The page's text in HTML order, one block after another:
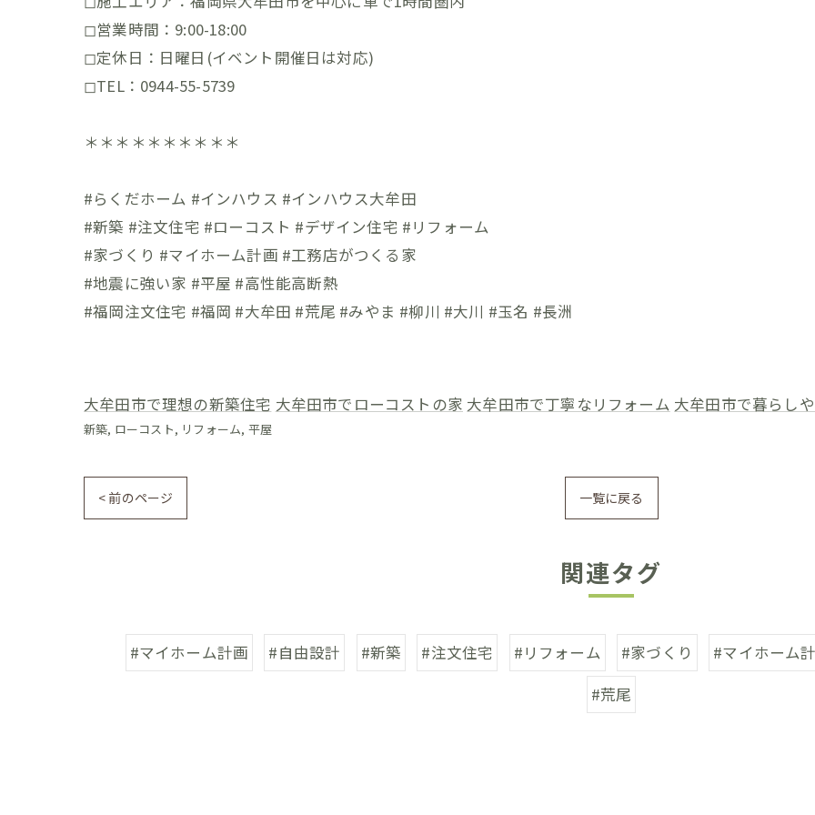
◻︎営業時間：9:00-18:00
◻︎定休日：日曜日(イベント開催日は対応)
◻︎TEL：0944-55-5739
＊＊＊＊＊＊＊＊＊＊
#らくだホーム #インハウス #インハウス大牟田
#新築 #注文住宅 #ローコスト #デザイン住宅 #リフォーム
#家づくり #マイホーム計画 #工務店がつくる家
#地震に強い家 #平屋 #高性能高断熱
#福岡注文住宅 #福岡 #大牟田 #荒尾 #みやま #柳川 #大川 #玉名 #長洲
大牟田市で理想の新築住宅 大牟田市でローコストの家 大牟田市で丁寧なリフォーム 大牟田市で暮らし
新築 ローコスト リフォーム 平屋
< 前のページ 一覧に戻る
関連タグ
#マイホーム計画 #自由設計 #新築 #注文住宅 #リフォーム #家づくり
#マイホーム
#荒尾